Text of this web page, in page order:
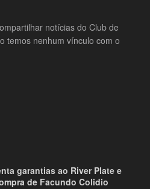
notícias do Club de
temos nenhum vínculo com o
garantias ao River Plate e
de Facundo Colidio